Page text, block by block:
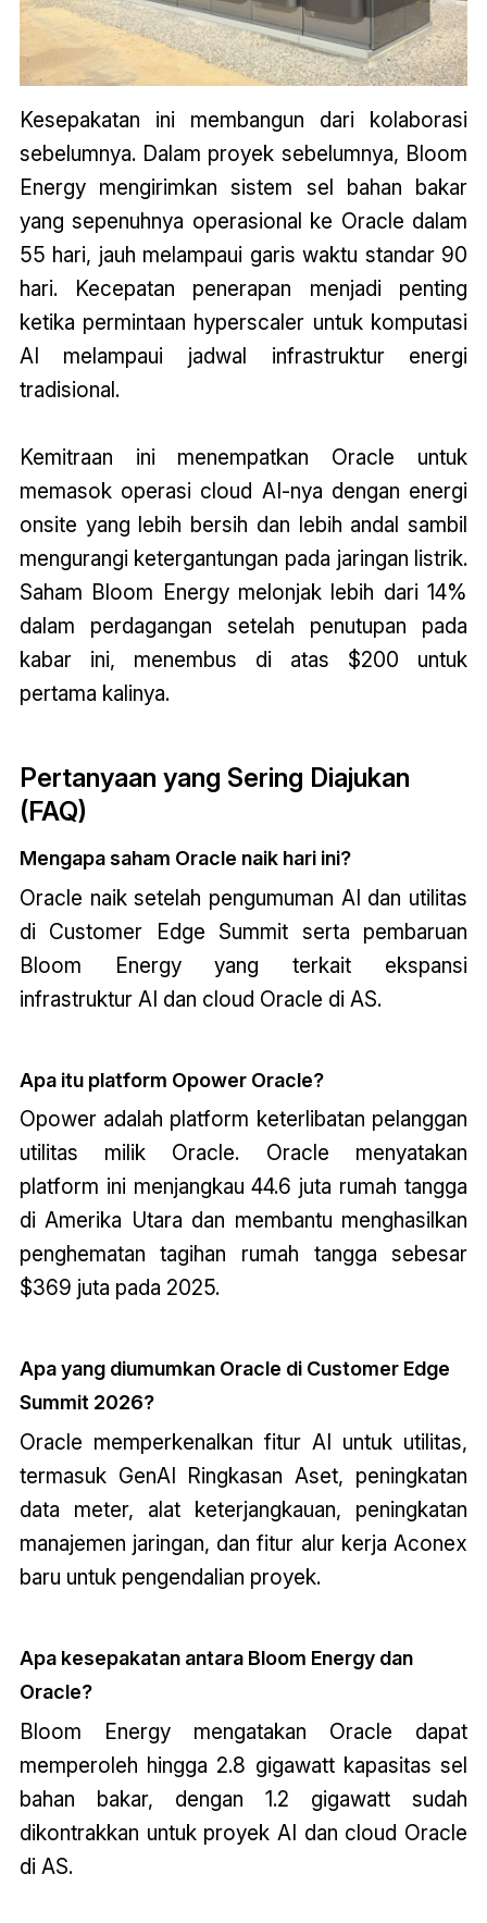
Kesepakatan ini membangun dari kolaborasi
sebelumnya. Dalam proyek sebelumnya, Bloom
Energy mengirimkan sistem sel bahan bakar
yang sepenuhnya operasional ke Oracle dalam
55 hari, jauh melampaui garis waktu standar 90
hari. Kecepatan penerapan menjadi penting
ketika permintaan hyperscaler untuk komputasi
AI melampaui jadwal infrastruktur energi
tradisional.
Kemitraan ini menempatkan Oracle untuk
memasok operasi cloud AI-nya dengan energi
onsite yang lebih bersih dan lebih andal sambil
mengurangi ketergantungan pada jaringan listrik.
Saham Bloom Energy melonjak lebih dari 14%
dalam perdagangan setelah penutupan pada
kabar ini, menembus di atas $200 untuk
pertama kalinya.
Pertanyaan yang Sering Diajukan
(FAQ)
Mengapa saham Oracle naik hari ini?
Oracle naik setelah pengumuman AI dan utilitas
di Customer Edge Summit serta pembaruan
Bloom Energy yang terkait ekspansi
infrastruktur AI dan cloud Oracle di AS.
Apa itu platform Opower Oracle?
Opower adalah platform keterlibatan pelanggan
utilitas milik Oracle. Oracle menyatakan
platform ini menjangkau 44.6 juta rumah tangga
di Amerika Utara dan membantu menghasilkan
penghematan tagihan rumah tangga sebesar
$369 juta pada 2025.
Apa yang diumumkan Oracle di Customer Edge
Summit 2026?
Oracle memperkenalkan fitur AI untuk utilitas,
termasuk GenAI Ringkasan Aset, peningkatan
data meter, alat keterjangkauan, peningkatan
manajemen jaringan, dan fitur alur kerja Aconex
baru untuk pengendalian proyek.
Apa kesepakatan antara Bloom Energy dan
Oracle?
Bloom Energy mengatakan Oracle dapat
memperoleh hingga 2.8 gigawatt kapasitas sel
bahan bakar, dengan 1.2 gigawatt sudah
dikontrakkan untuk proyek AI dan cloud Oracle
di AS.